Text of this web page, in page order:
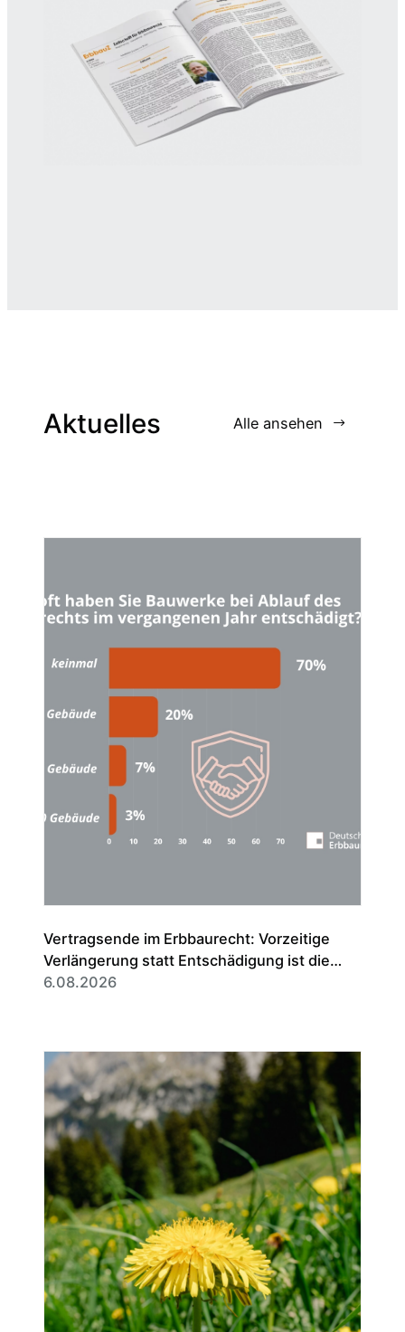
Aktuelles Alle ansehen
Vertragsende im Erbbaurecht: Vorzeitige
Verlängerung statt Entschädigung ist die
Regel
6.08.2026